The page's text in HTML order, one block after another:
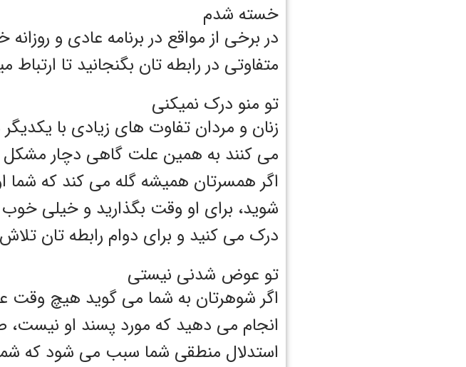
خسته شدم
در برخی از مواقع در برنامه عادی و
متفاوتی در رابطه تان بگنجانید تا
تو منو درک نمیکنی
زنان و مردان تفاوت های زیادی با یکدیگر
می کنند به همین علت گاهی دچار مشکل
اگر همسرتان همیشه گله می کند که شما
شوید، برای او وقت بگذارید و خیلی
درک می کنید و برای دوام رابطه تان
تو عوض شدنی نیستی
اگر شوهرتان به شما می گوید هیچ وقت
انجام می دهید که مورد پسند او
استدلال منطقی شما سبب می شود که